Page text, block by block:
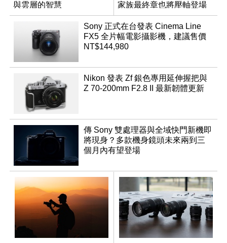
與雲層的智慧
App「Atmos」登場
家族最終章也將壓軸登場
Sony 正式在台發表 Cinema Line
FX5 全片幅電影攝影機，建議售價
NT$144,980
Nikon 發表 Zf 銀色專用延伸握把與
Z 70-200mm F2.8 II 最新韌體更新
傳 Sony 雙處理器與全域快門新機即
將現身？多款機身鏡頭未來兩到三
個月內有望登場